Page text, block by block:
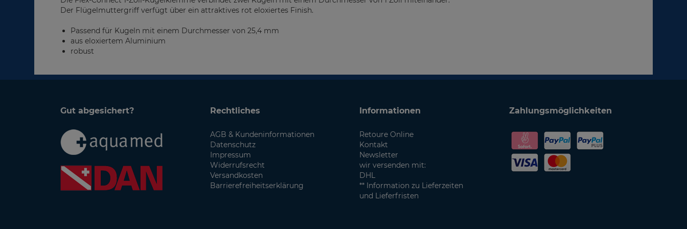
Der Flügelmuttergriff verfügt über ein attraktives rot eloxiertes Finish.
Passend für Kugeln mit einem Durchmesser von 25,4 mm
aus eloxiertem Aluminium
robust
Gut abgesichert? Rechtliches
AGB & Kundeninformationen
Datenschutz
Impressum
Widerrufsrecht
Versandkosten
Barrierefreiheitserklärung
Informationen
Retoure Online
Kontakt
Newsletter
wir versenden mit:
DHL
** Information zu Lieferzeiten
und Lieferfristen
Zahlungsmöglichkeiten